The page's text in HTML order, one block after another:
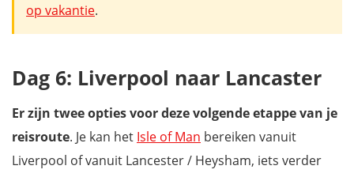
op vakantie.
Dag 6: Liverpool naar Lancaster
Er zijn twee opties voor deze volgende etappe van je
reisroute. Je kan het Isle of Man bereiken vanuit
Liverpool of vanuit Lancester / Heysham, iets verder